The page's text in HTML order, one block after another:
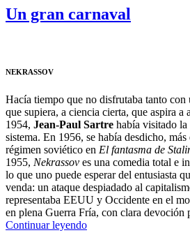
Un gran carnaval
NEKRASSOV
Hacía tiempo que no disfrutaba tanto con
que supiera, a ciencia cierta, que aspira a
1954, Jean-Paul Sartre había visitado
sistema. En 1956, se había desdicho,
régimen soviético en El fantasma de
1955, Nekrassov es una comedia total e
lo que uno puede esperar del entusiasta
venda: un ataque despiadado al
representaba EEUU y Occidente en el
en plena Guerra Fría, con clara devoción
Continuar leyendo“Un